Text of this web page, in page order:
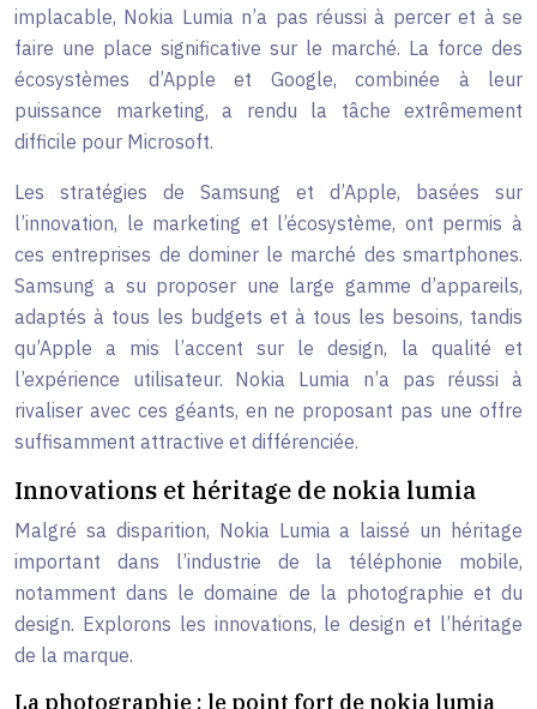
implacable, Nokia Lumia n’a pas réussi à percer et à se
faire une place significative sur le marché. La force des
écosystèmes d’Apple et Google, combinée à leur
puissance marketing, a rendu la tâche extrêmement
difficile pour Microsoft.
Les stratégies de Samsung et d’Apple, basées sur
l’innovation, le marketing et l’écosystème, ont permis à
ces entreprises de dominer le marché des smartphones.
Samsung a su proposer une large gamme d’appareils,
adaptés à tous les budgets et à tous les besoins, tandis
qu’Apple a mis l’accent sur le design, la qualité et
l’expérience utilisateur. Nokia Lumia n’a pas réussi à
rivaliser avec ces géants, en ne proposant pas une offre
suffisamment attractive et différenciée.
Innovations et héritage de nokia lumia
Malgré sa disparition, Nokia Lumia a laissé un héritage
important dans l’industrie de la téléphonie mobile,
notamment dans le domaine de la photographie et du
design. Explorons les innovations, le design et l’héritage
de la marque.
La photographie : le point fort de nokia lumia